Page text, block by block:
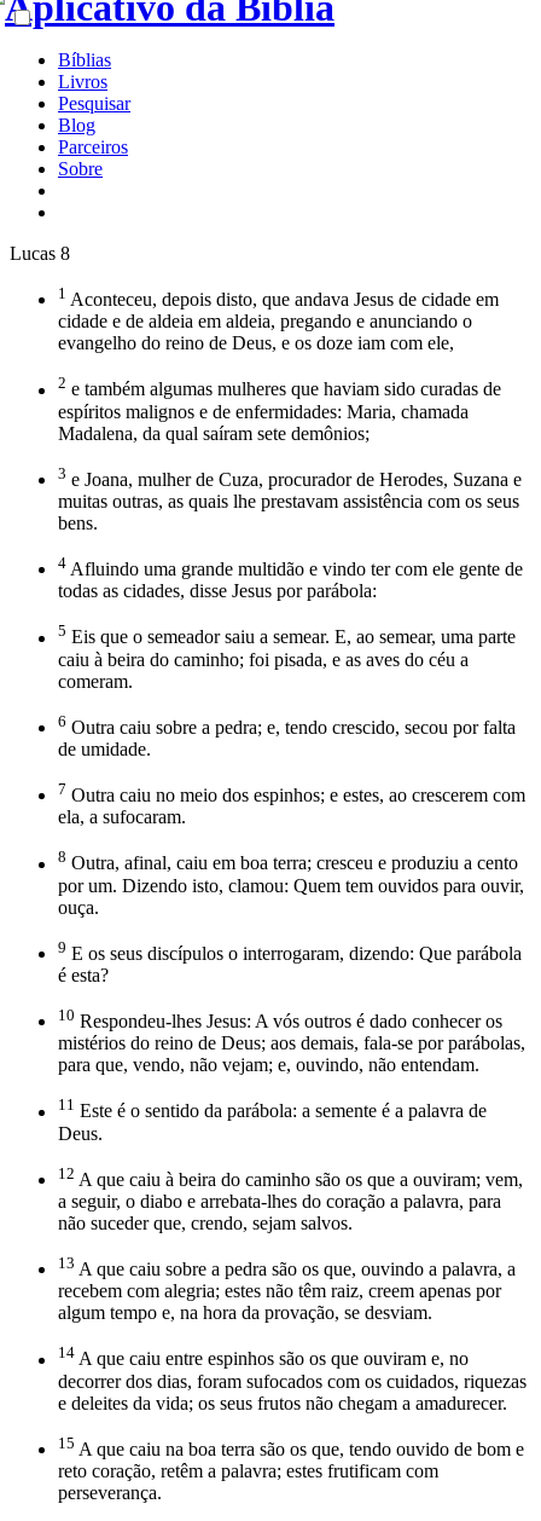
Bíblias
Livros
Pesquisar
Blog
Parceiros
Sobre
Lucas 8
1 Aconteceu, depois disto, que andava Jesus de cidade em
cidade e de aldeia em aldeia, pregando e anunciando o
evangelho do reino de Deus, e os doze iam com ele,
2 e também algumas mulheres que haviam sido curadas de
espíritos malignos e de enfermidades: Maria, chamada
Madalena, da qual saíram sete demônios;
3 e Joana, mulher de Cuza, procurador de Herodes, Suzana e
muitas outras, as quais lhe prestavam assistência com os seus
bens.
4 Afluindo uma grande multidão e vindo ter com ele gente de
todas as cidades, disse Jesus por parábola:
5 Eis que o semeador saiu a semear. E, ao semear, uma parte
caiu à beira do caminho; foi pisada, e as aves do céu a
comeram.
6 Outra caiu sobre a pedra; e, tendo crescido, secou por falta
de umidade.
7 Outra caiu no meio dos espinhos; e estes, ao crescerem com
ela, a sufocaram.
8 Outra, afinal, caiu em boa terra; cresceu e produziu a cento
por um. Dizendo isto, clamou: Quem tem ouvidos para ouvir,
ouça.
9 E os seus discípulos o interrogaram, dizendo: Que parábola
é esta?
10 Respondeu-lhes Jesus: A vós outros é dado conhecer os
mistérios do reino de Deus; aos demais, fala-se por parábolas,
para que, vendo, não vejam; e, ouvindo, não entendam.
11 Este é o sentido da parábola: a semente é a palavra de
Deus.
12 A que caiu à beira do caminho são os que a ouviram; vem,
a seguir, o diabo e arrebata-lhes do coração a palavra, para
não suceder que, crendo, sejam salvos.
13 A que caiu sobre a pedra são os que, ouvindo a palavra, a
recebem com alegria; estes não têm raiz, creem apenas por
algum tempo e, na hora da provação, se desviam.
14 A que caiu entre espinhos são os que ouviram e, no
decorrer dos dias, foram sufocados com os cuidados, riquezas
e deleites da vida; os seus frutos não chegam a amadurecer.
15 A que caiu na boa terra são os que, tendo ouvido de bom e
reto coração, retêm a palavra; estes frutificam com
perseverança.